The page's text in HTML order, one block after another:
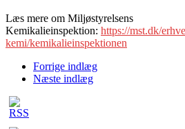
Læs mere om Miljøstyrelsens
Kemikalieinspektion: https://mst.dk/
kemi/kemikalieinspektionen
Forrige indlæg
Næste indlæg